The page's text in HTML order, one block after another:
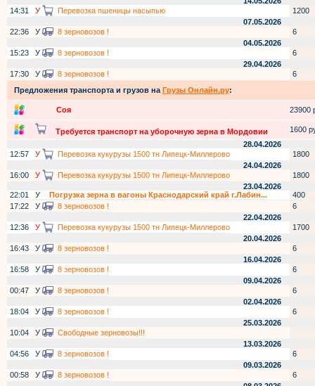
14:31
У Перевозка пшеницы насыпью
1200
07.05.2026
22:36
У 8 зерновозов !
6
04.05.2026
15:23
У 8 зерновозов !
6
29.04.2026
17:30
У 8 зерновозов !
6
Предложения транспорта и грузов на Грузы Онлайн.ру:
Соя 23900
Требуется транспорт на уборочную зерна в Мордовии
1600
28.04.2026
12:57
У Перевозка кукурузы 1500 тн Липецк-Миллерово
1800
24.04.2026
16:00
У Перевозка кукурузы 1500 тн Липецк-Миллерово
1800
23.04.2026
22:01
У Погрузка зерна в вагоны Краснодарский край г.Лабин...
400
17:22
У 8 зерновозов !
6
22.04.2026
12:36
У Перевозка кукурузы 1500 тн Липецк-Миллерово
1700
20.04.2026
16:43
У 8 зерновозов !
6
16.04.2026
16:58
У 8 зерновозов !
6
09.04.2026
00:47
У 8 зерновозов !
6
02.04.2026
18:04
У 8 зерновозов !
6
25.03.2026
10:04
У
Свободные зерновозы!!!
13.03.2026
04:56
У 8 зерновозов !
6
09.03.2026
00:58
У 8 зерновозов !
6